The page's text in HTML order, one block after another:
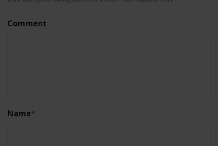
Comment
Name*